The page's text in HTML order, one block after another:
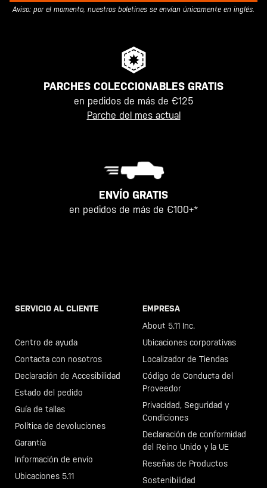
Aviso: por el momento, nuestros boletines se envían únicamente en inglés.
PARCHES COLECCIONABLES GRATIS
en pedidos de más de €125
Parche del mes actual
ENVÍO GRATIS
en pedidos de más de €100+*
SERVICIO AL CLIENTE
Centro de ayuda
Contacta con nosotros
Declaración de Accesibilidad
Estado del pedido
Guía de tallas
Política de devoluciones
Garantía
Información de envío
Ubicaciones 5.11
EMPRESA
About 5.11 Inc.
Ubicaciones corporativas
Localizador de Tiendas
Código de Conducta del
Proveedor
Privacidad, Seguridad y
Condiciones
Declaración de conformidad
del Reino Unido y la UE
Reseñas de Productos
Sostenibilidad